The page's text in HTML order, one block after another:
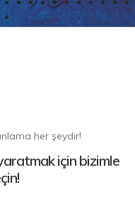
her şeydir!
için bizimle